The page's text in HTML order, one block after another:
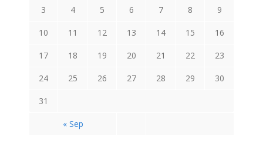
« Sep
3 4 5 6 7 8 9
10 11 12 13 14 15 16
17 18 19 20 21 22 23
24 25 26 27 28 29 30
31